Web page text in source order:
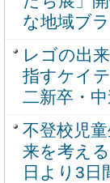
な地域ブ
レゴの出
指すケイ
二新卒・中
不登校児
来を考え
日より3日